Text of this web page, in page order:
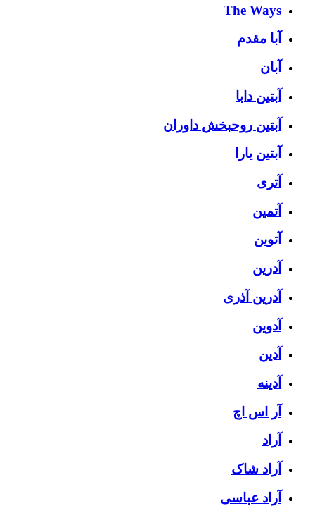
The Ways
آبا مقدم
آبان
آبتین دابا
آبتین روحبخش داوران
آبتین یارا
آتری
آتمین
آتوین
آدرین
آدرین آذری
آدوین
آدین
آدینه
آر اس اچ
آراد
آراد شاک
آراد عباسی